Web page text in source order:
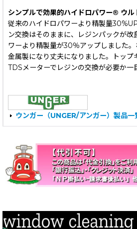
シンプルで効果的ハイドロパワー®︎ ウル
従来のハイドロパワーより精製量
ン交換はそのままに、レジンパックが
ワーより精製量が30％アップしました
金属製になり丈夫になりました。トップ
TDSメーターでレジンの交換が必要か一
ウンガー（UNGER/アンガー）製品一